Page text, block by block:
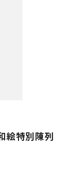
絵特別陳列